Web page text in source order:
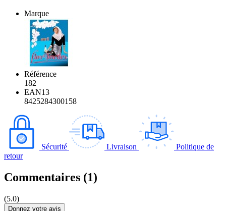
Marque
Référence
182
EAN13
8425284300158
Sécurité Livraison
Politique de
retour
Commentaires (1)
(5.0)
Donnez votre avis